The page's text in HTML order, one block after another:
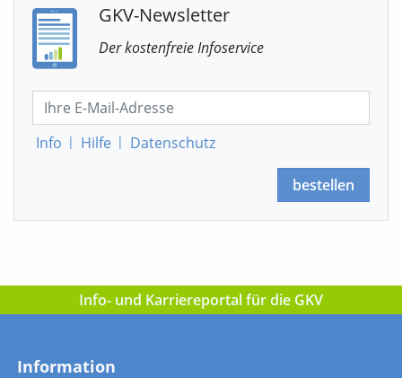
GKV-Newsletter
Der kostenfreie Infoservice
Info | Hilfe | Datenschutz
bestellen
Info- und Karriereportal für die GKV
Information